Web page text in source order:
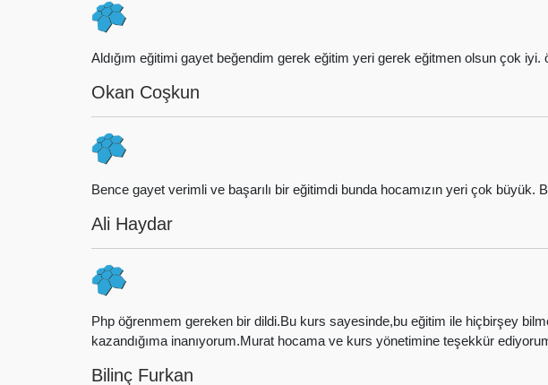
Aldığım eğitimi gayet beğendim gerek eğitim yeri gerek eğitmen olsun çok
Okan Coşkun
Bence gayet verimli ve başarılı bir eğitimdi bunda hocamızın yeri çok
Ali Haydar
Php öğrenmem gereken bir dildi.Bu kurs sayesinde,bu eğitim ile hiçbirşey
kazandığıma inanıyorum.Murat hocama ve kurs yönetimine teşekkür
Bilinç Furkan